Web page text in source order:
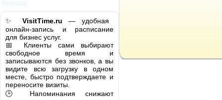
✨ VisitTime.ru — удобная
онлайн-запись и расписание
для бизнес услуг.
📅 Клиенты сами выбирают
свободное время и
записываются без звонков, а вы
видите всю загрузку в одном
месте, быстро подтверждаете и
переносите визиты.
🕒 Напоминания снижают